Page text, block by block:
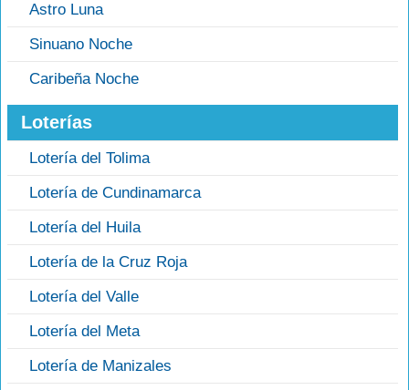
Astro Luna
Sinuano Noche
Caribeña Noche
Loterías
Lotería del Tolima
Lotería de Cundinamarca
Lotería del Huila
Lotería de la Cruz Roja
Lotería del Valle
Lotería del Meta
Lotería de Manizales